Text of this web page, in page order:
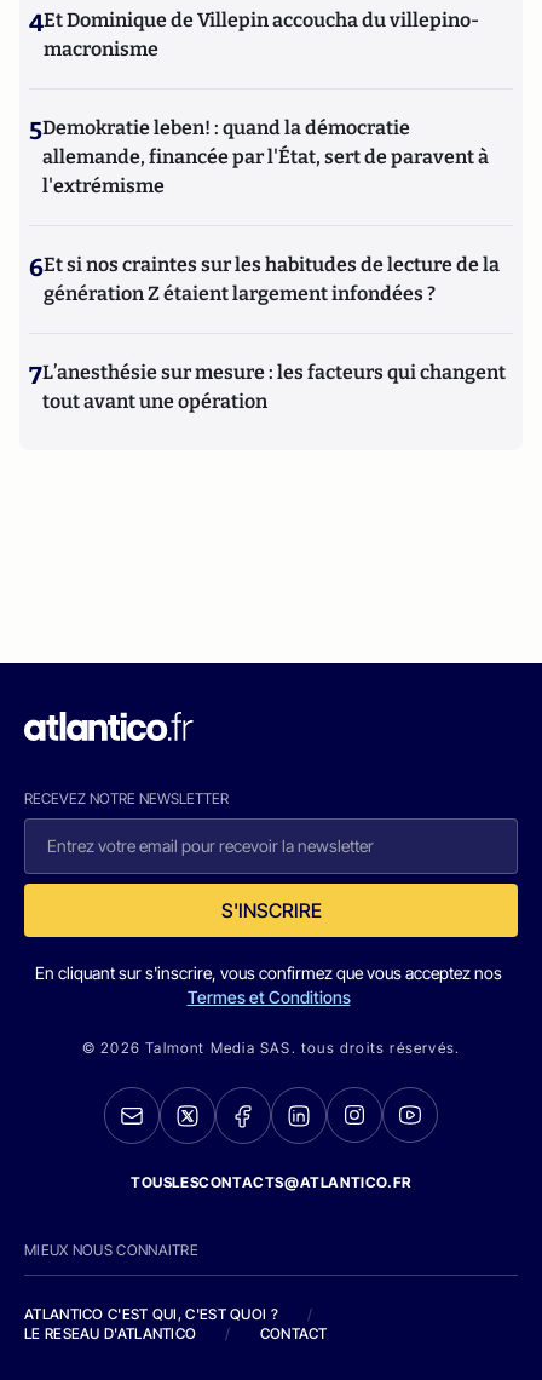
4Et Dominique de Villepin accoucha du villepino-
macronisme
5Demokratie leben! : quand la démocratie
allemande, financée par l'État, sert de paravent à
l'extrémisme
6Et si nos craintes sur les habitudes de lecture de la
génération Z étaient largement infondées ?
7L’anesthésie sur mesure : les facteurs qui changent
tout avant une opération
RECEVEZ NOTRE NEWSLETTER
S'INSCRIRE
En cliquant sur s'inscrire, vous confirmez que vous acceptez nos
Termes et Conditions
© 2026 Talmont Media SAS. tous droits réservés.
TOUSLESCONTACTS@ATLANTICO.FR
MIEUX NOUS CONNAITRE
ATLANTICO C'EST QUI, C'EST QUOI ?
/
LE RESEAU D'ATLANTICO
/ CONTACT